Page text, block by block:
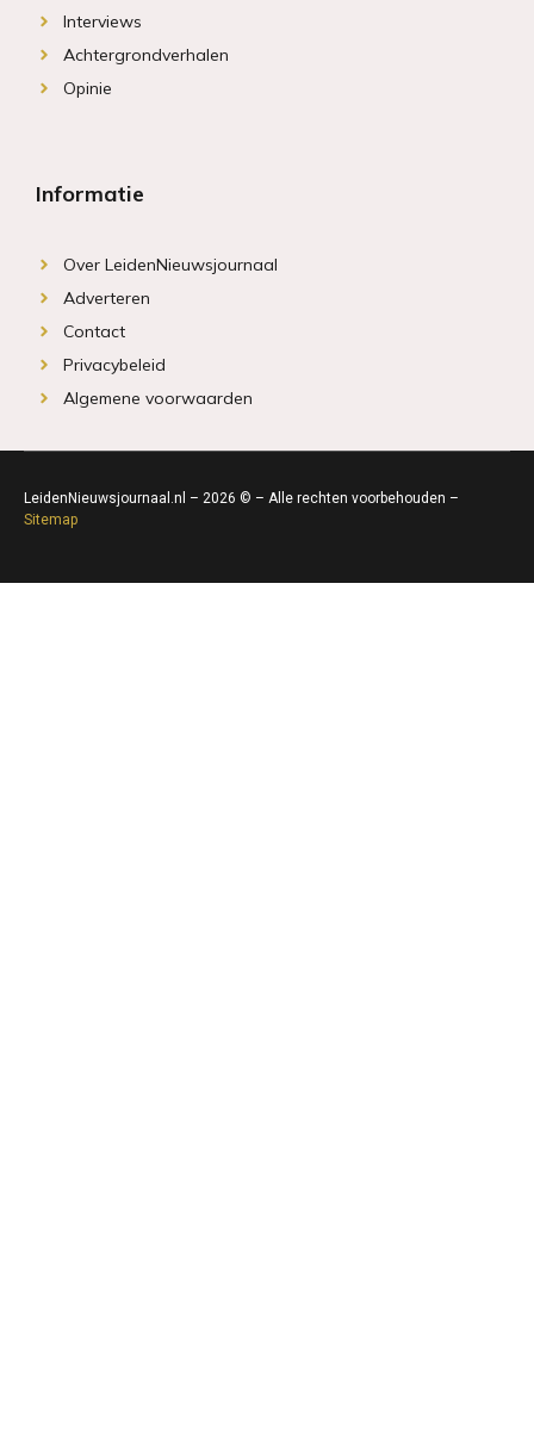
Interviews
Achtergrondverhalen
Opinie
Informatie
Over LeidenNieuwsjournaal
Adverteren
Contact
Privacybeleid
Algemene voorwaarden
LeidenNieuwsjournaal.nl – 2026 © – Alle rechten voorbehouden –
Sitemap